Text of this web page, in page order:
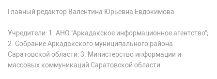
Главный редактор Валентина Юрьевна Евдокимова.
Учредители: 1. АНО "Аркадакское информационное агентство";
2. Собрание Аркадакского муниципального района
Саратовской области; 3. Министерство информации и
массовых коммуникаций Саратовской области.